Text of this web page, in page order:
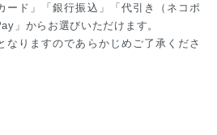
ード」「銀行振込」「代引き（ネコポ
」からお選びいただけます。
りますのであらかじめご了承くださ